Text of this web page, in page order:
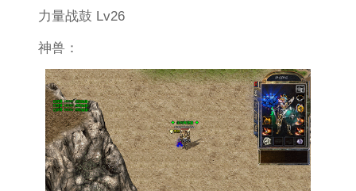
力量战鼓 Lv26
神兽：